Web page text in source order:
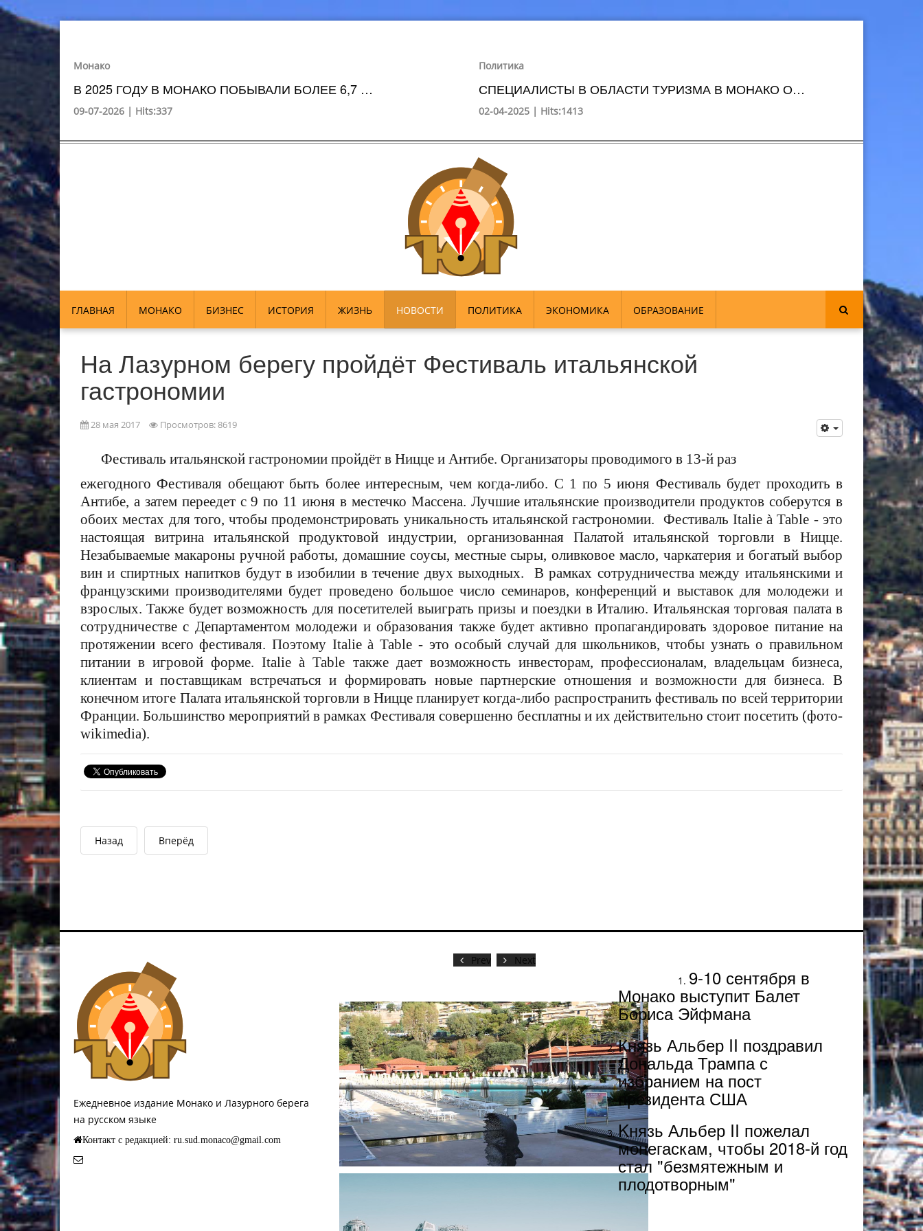
Монако
В 2025 ГОДУ В МОНАКО ПОБЫВАЛИ БОЛЕЕ 6,7 …
09-07-2026 | Hits:337
Политика
СПЕЦИАЛИСТЫ В ОБЛАСТИ ТУРИЗМА В МОНАКО О…
02-04-2025 | Hits:1413
ГЛАВНАЯ МОНАКО БИЗНЕС ИСТОРИЯ ЖИЗНЬ НОВОСТИ ПОЛИТИКА ЭКОНОМИКА ОБРАЗОВАНИЕ
На Лазурном берегу пройдёт Фестиваль итальянской
гастрономии
28 мая 2017 Просмотров: 8619
Фестиваль итальянской гастрономии пройдёт в Ницце и Антибе. Организаторы проводимого в 13-й раз
ежегодного Фестиваля обещают быть более интересным, чем когда-либо. С 1 по 5 июня Фестиваль будет проходить в
Антибе, а затем переедет с 9 по 11 июня в местечко Массена. Лучшие итальянские производители продуктов соберутся в
обоих местах для того, чтобы продемонстрировать уникальность итальянской гастрономии. Фестиваль Italie à Table - это
настоящая витрина итальянской продуктовой индустрии, организованная Палатой итальянской торговли в Ницце.
Незабываемые макароны ручной работы, домашние соусы, местные сыры, оливковое масло, чаркатерия и богатый выбор
вин и спиртных напитков будут в изобилии в течение двух выходных. В рамках сотрудничества между итальянскими и
французскими производителями будет проведено большое число семинаров, конференций и выставок для молодежи и
взрослых. Также будет возможность для посетителей выиграть призы и поездки в Италию. Итальянская торговая палата в
сотрудничестве с Департаментом молодежи и образования также будет активно пропагандировать здоровое питание на
протяжении всего фестиваля. Поэтому Italie à Table - это особый случай для школьников, чтобы узнать о правильном
питании в игровой форме. Italie à Table также дает возможность инвесторам, профессионалам, владельцам бизнеса,
клиентам и поставщикам встречаться и формировать новые партнерские отношения и возможности для бизнеса. В
конечном итоге Палата итальянской торговли в Ницце планирует когда-либо распространить фестиваль по всей территории
Франции. Большинство мероприятий в рамках Фестиваля совершенно бесплатны и их действительно стоит посетить (фото-
wikimedia).
Назад Вперёд
Ежедневное издание Монако и Лазурного берега
на русском языке
Контакт с редакцией: ru.sud.monaco@gmail.com
Prev Next
9-10 сентября в
Монако выступит Балет
Бориса Эйфмана
Князь Альбер II поздравил
Дональда Трампа с
избранием на пост
президента США
Kнязь Альбер II пожелал
монегаскам, чтобы 2018-й год
стал "безмятежным и
плодотворным"